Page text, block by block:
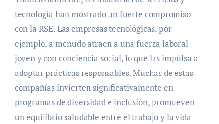
tecnología han mostrado un fuerte compromiso
con la RSE. Las empresas tecnológicas, por
ejemplo, a menudo atraen a una fuerza laboral
joven y con conciencia social, lo que las impulsa a
adoptar prácticas responsables. Muchas de estas
compañías invierten significativamente en
programas de diversidad e inclusión, promueven
un equilibrio saludable entre el trabajo y la vida